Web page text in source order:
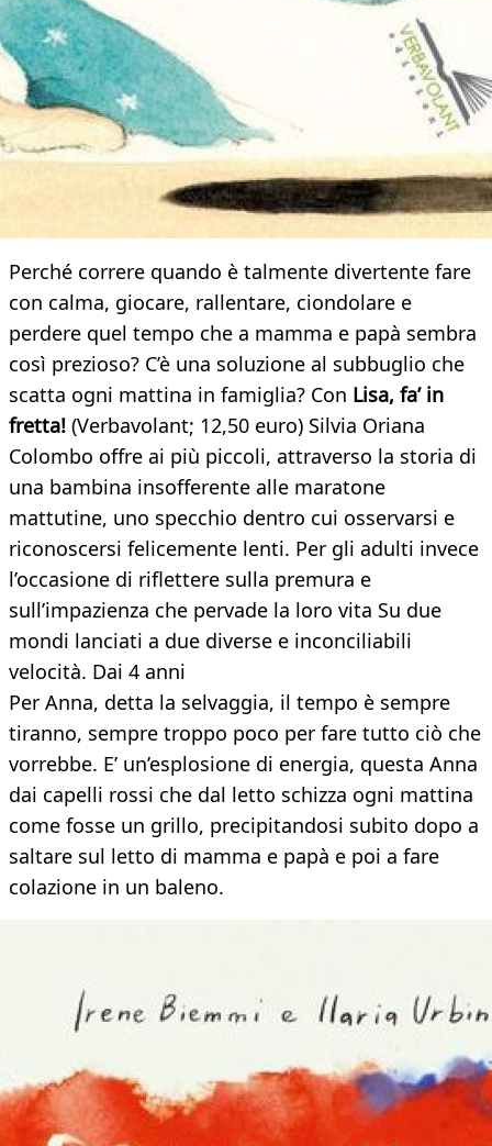
Perché correre quando è talmente divertente fare
con calma, giocare, rallentare, ciondolare e
perdere quel tempo che a mamma e papà sembra
così prezioso? C’è una soluzione al subbuglio che
scatta ogni mattina in famiglia? Con Lisa, fa’ in
fretta! (Verbavolant; 12,50 euro) Silvia Oriana
Colombo offre ai più piccoli, attraverso la storia di
una bambina insofferente alle maratone
mattutine, uno specchio dentro cui osservarsi e
riconoscersi felicemente lenti. Per gli adulti invece
l’occasione di riflettere sulla premura e
sull’impazienza che pervade la loro vita Su due
mondi lanciati a due diverse e inconciliabili
velocità. Dai 4 anni
Per Anna, detta la selvaggia, il tempo è sempre
tiranno, sempre troppo poco per fare tutto ciò che
vorrebbe. E’ un’esplosione di energia, questa Anna
dai capelli rossi che dal letto schizza ogni mattina
come fosse un grillo, precipitandosi subito dopo a
saltare sul letto di mamma e papà e poi a fare
colazione in un baleno.